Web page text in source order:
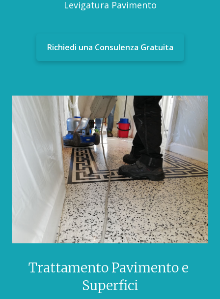
Levigatura Pavimento
Richiedi una Consulenza Gratuita
Trattamento Pavimento e
Superfici